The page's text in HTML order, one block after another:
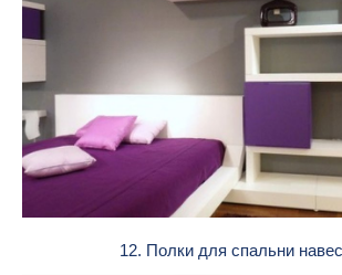
12. Полки для спальни